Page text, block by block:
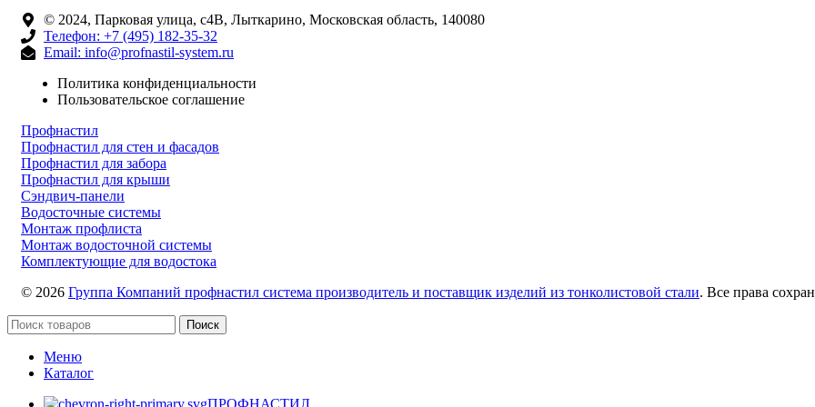
© 2024, Парковая улица, с4В, Лыткарино, Московская область, 140080
Телефон: +7 (495) 182-35-32
Email: info@profnastil-system.ru
Политика конфиденциальности
Пользовательское соглашение
Профнастил
Профнастил для стен и фасадов
Профнастил для забора
Профнастил для крыши
Сэндвич-панели
Водосточные системы
Монтаж профлиста
Монтаж водосточной системы
Комплектующие для водостока
© 2026 Группа Компаний профнастил система производитель и поставщик изделий из тонколистовой стали. Все права
Поиск
Меню
Каталог